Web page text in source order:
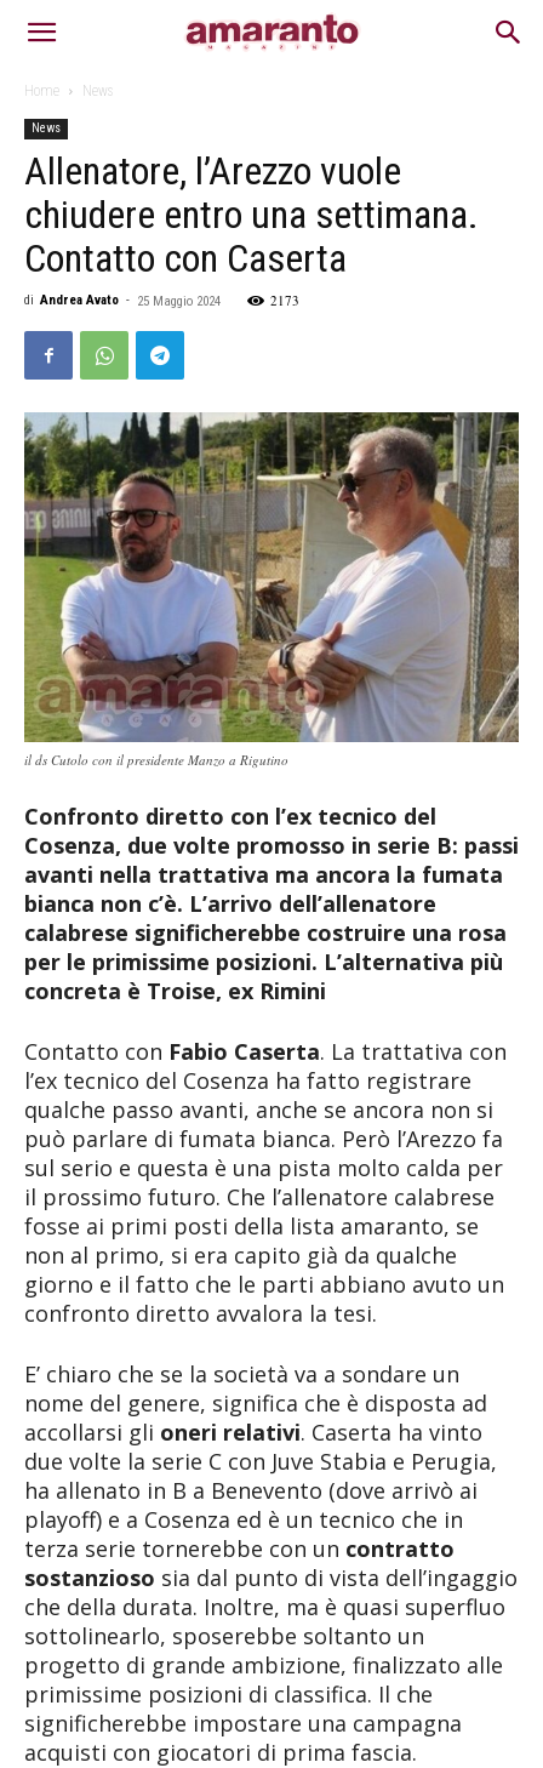
Home News
News
Allenatore, l’Arezzo vuole
chiudere entro una settimana.
Contatto con Caserta
di Andrea Avato - 25 Maggio 2024 2173
il ds Cutolo con il presidente Manzo a Rigutino
Confronto diretto con l’ex tecnico del
Cosenza, due volte promosso in serie B: passi
avanti nella trattativa ma ancora la fumata
bianca non c’è. L’arrivo dell’allenatore
calabrese significherebbe costruire una rosa
per le primissime posizioni. L’alternativa più
concreta è Troise, ex Rimini
Contatto con Fabio Caserta. La trattativa con
l’ex tecnico del Cosenza ha fatto registrare
qualche passo avanti, anche se ancora non si
può parlare di fumata bianca. Però l’Arezzo fa
sul serio e questa è una pista molto calda per
il prossimo futuro. Che l’allenatore calabrese
fosse ai primi posti della lista amaranto, se
non al primo, si era capito già da qualche
giorno e il fatto che le parti abbiano avuto un
confronto diretto avvalora la tesi.
E’ chiaro che se la società va a sondare un
nome del genere, significa che è disposta ad
accollarsi gli oneri relativi. Caserta ha vinto
due volte la serie C con Juve Stabia e Perugia,
ha allenato in B a Benevento (dove arrivò ai
playoff) e a Cosenza ed è un tecnico che in
terza serie tornerebbe con un contratto
sostanzioso sia dal punto di vista dell’ingaggio
che della durata. Inoltre, ma è quasi superfluo
sottolinearlo, sposerebbe soltanto un
progetto di grande ambizione, finalizzato alle
primissime posizioni di classifica. Il che
significherebbe impostare una campagna
acquisti con giocatori di prima fascia.